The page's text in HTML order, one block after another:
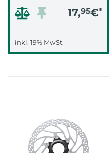
17,95€*
inkl. 19% MwSt.